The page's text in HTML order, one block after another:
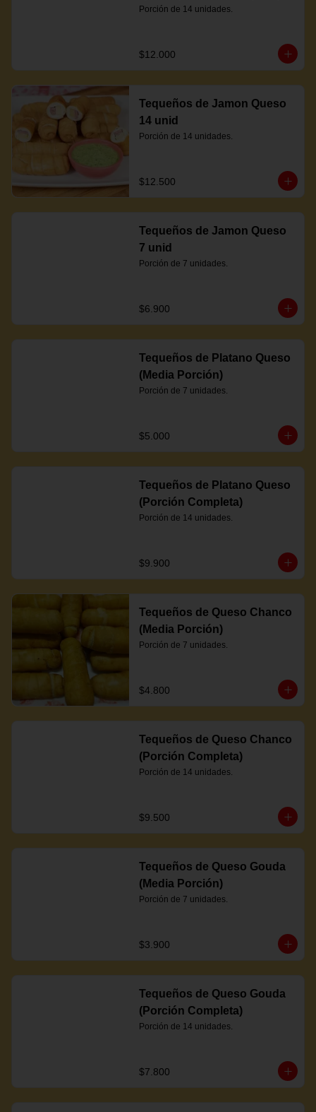
Porción de 14 unidades.
$12.000
Tequeños de Jamon Queso
14 unid
Porción de 14 unidades.
$12.500
Tequeños de Jamon Queso
7 unid
Porción de 7 unidades.
$6.900
Tequeños de Platano Queso
(Media Porción)
Porción de 7 unidades.
$5.000
Tequeños de Platano Queso
(Porción Completa)
Porción de 14 unidades.
$9.900
Tequeños de Queso Chanco
(Media Porción)
Porción de 7 unidades.
$4.800
Tequeños de Queso Chanco
(Porción Completa)
Porción de 14 unidades.
$9.500
Tequeños de Queso Gouda
(Media Porción)
Porción de 7 unidades.
$3.900
Tequeños de Queso Gouda
(Porción Completa)
Porción de 14 unidades.
$7.800